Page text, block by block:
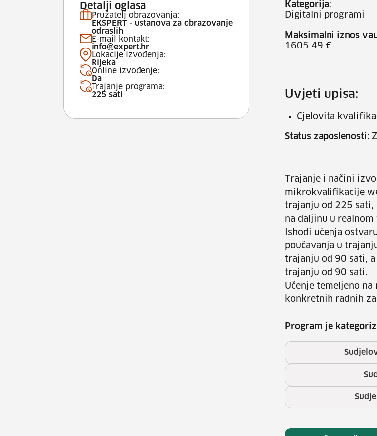
Detalji oglasa
Pružatelj obrazovanja:
EKSPERT - ustanova za obrazovanje
odraslih
E-mail kontakt:
info@expert.hr
Lokacije izvođenja:
Rijeka
Online izvođenje:
Da
Trajanje programa:
225 sati
Kategorija:
Digitalni programi
Maksimalni iznos
1605.49 €
Uvjeti upisa:
Cjelovita
Status zaposlenosti:
Trajanje i načini
mikrokvalifikacije
trajanju od 225 sati,
na daljinu u realnom
Ishodi učenja
poučavanja u
trajanju od 90 sati,
trajanju od 90 sati.
Učenje temeljeno
konkretnih radnih
Program je